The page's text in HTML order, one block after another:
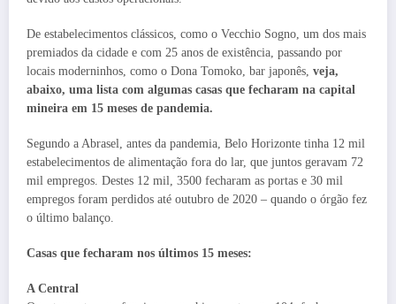
De estabelecimentos clássicos, como o Vecchio Sogno, um dos mais
premiados da cidade e com 25 anos de existência, passando por
locais moderninhos, como o Dona Tomoko, bar japonês, veja,
abaixo, uma lista com algumas casas que fecharam na capital
mineira em 15 meses de pandemia.
Segundo a Abrasel, antes da pandemia, Belo Horizonte tinha 12 mil
estabelecimentos de alimentação fora do lar, que juntos geravam 72
mil empregos. Destes 12 mil, 3500 fecharam as portas e 30 mil
empregos foram perdidos até outubro de 2020 – quando o órgão fez
o último balanço.
Casas que fecharam nos últimos 15 meses:
A Central